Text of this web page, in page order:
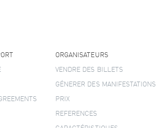
ORGANISATEURS
VENDRE DES BILLETS
GÉNERER DES MANIFESTATIONS
PRIX
REFERENCES